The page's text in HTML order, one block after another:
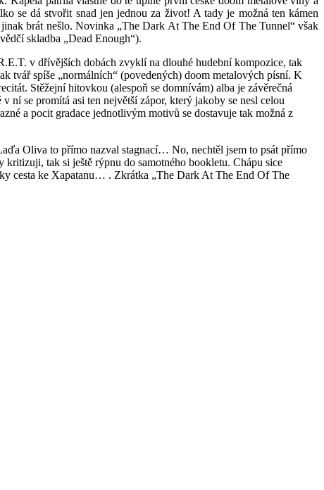
se dá stvořit snad jen jednou za život! A tady je možná ten kámen
brát nešlo. Novinka „The Dark At The End Of The Tunnel“ však
skladba „Dead Enough“).
v dřívějších dobách zvyklí na dlouhé hudební kompozice, tak
tvář spíše „normálních“ (povedených) doom metalových písní. K
. Stěžejníhitovkou (alespoň se domnívám) alba je závěrečná
ní se promítá asi ten největší zápor, který jakoby se nesl celou
a pocit gradace jednotlivým motivů se dostavuje tak možná z
Oliva to přímo nazval stagnací… No, nechtěl jsem to psát přímo
kritizuji, tak si ještě rýpnu do samotného bookletu. Chápu sice
cesta ke Xapatanu… . Zkrátka „The Dark At The End Of The